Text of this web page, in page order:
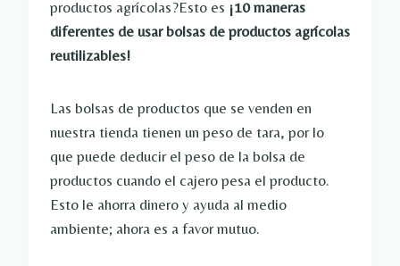
productos agrícolas?Esto es ¡10 maneras
diferentes de usar bolsas de productos agrícolas
reutilizables!
Las bolsas de productos que se venden en
nuestra tienda tienen un peso de tara, por lo
que puede deducir el peso de la bolsa de
productos cuando el cajero pesa el producto.
Esto le ahorra dinero y ayuda al medio
ambiente; ahora es a favor mutuo.